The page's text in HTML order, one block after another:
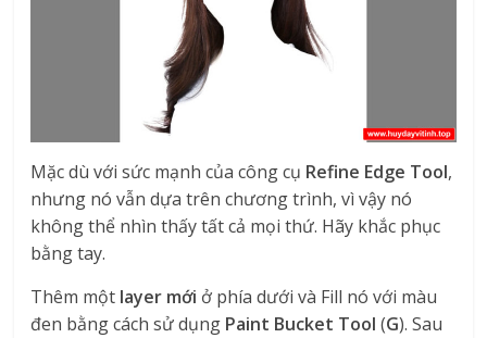
Mặc dù với sức mạnh của công cụ Refine Edge Tool,
nhưng nó vẫn dựa trên chương trình, vì vậy nó
không thể nhìn thấy tất cả mọi thứ. Hãy khắc phục
bằng tay.
Thêm một layer mới ở phía dưới và Fill nó với màu
đen bằng cách sử dụng Paint Bucket Tool (G). Sau